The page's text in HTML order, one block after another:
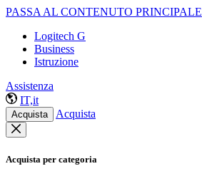
PASSA AL CONTENUTO PRINCIPALE
Logitech G
Business
Istruzione
Assistenza
IT,it
Acquista Acquista
Acquista per categoria